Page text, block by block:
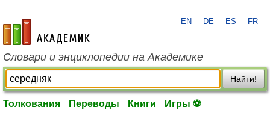
academic.ru
EN DE ES FR
Словари и энциклопедии на Академике
Найти!
Толкования Переводы Книги Игры ⚽